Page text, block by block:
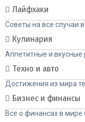
Лайфхаки
Советы на все случаи
Кулинария
Аппетитные и вкусные
Техно и авто
Достижения из мира
Бизнес и финансы
Все о финансах в мире